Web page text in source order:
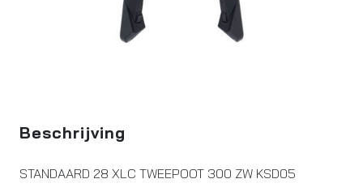
Beschrijving
STANDAARD 28 XLC TWEEPOOT 300 ZW KSD05